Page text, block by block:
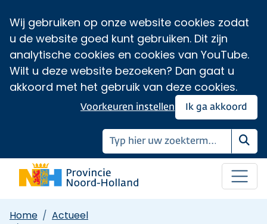
Wij gebruiken op onze website cookies zodat
u de website goed kunt gebruiken. Dit zijn
analytische cookies en cookies van YouTube.
Wilt u deze website bezoeken? Dan gaat u
akkoord met het gebruik van deze cookies.
Ik ga akkoord
Voorkeuren instellen
Home
Actueel